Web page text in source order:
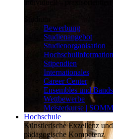
individuell – praxisorientiert
Bewerbung
Studienangebot
Studienorganisation
Stipendien
Internationales
Career Center
Ensembles und Bands
Wettbewerbe
Meisterkurse |
Hochschule
Künstlerische Exzellenz und
pädagogische Kompetenz